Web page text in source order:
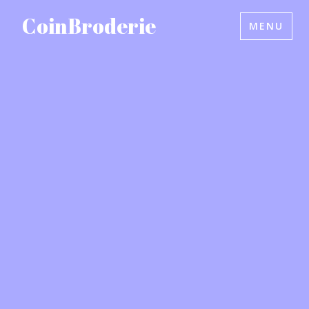
CoinBroderie MENU